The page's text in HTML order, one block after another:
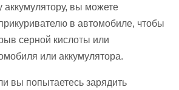
аккумулятору, вы можете
в автомобиле, чтобы
серной кислоты или
или аккумулятора.
вы попытаетесь зарядить